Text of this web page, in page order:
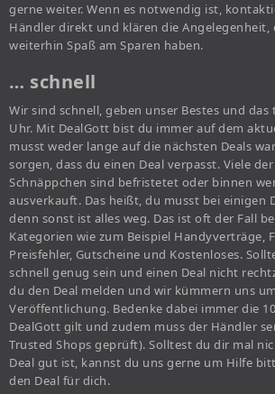
gerne weiter. Wenn es notwendig ist,
Händler direkt und klären die Angelegenheit,
weiterhin Spaß am Sparen haben.
… schnell
Wir sind schnell, geben unser Bestes und das
Uhr. Mit DealGott bist du immer auf dem
musst weder lange auf die nächsten Deals
sorgen, dass du einen Deal verpasst. Viele
Schnäppchen sind befristetet oder binnen
ausverkauft. Das heißt, du musst bei einigen
denn sonst ist alles weg. Das ist oft der Fall
Kategorien wie zum Beispiel Handyverträge,
Preisfehler, Gutscheine und Kostenloses.
schnell genug sein und einen Deal nicht
du den Deal melden und wir kümmern uns
Veröffentlichung. Bedenke dabei immer die
DealGott gilt und zudem muss der Händler
Trusted Shops geprüft). Solltest du dir mal
Deal gut ist, kannst du uns gerne um Hilfe
den Deal für dich.